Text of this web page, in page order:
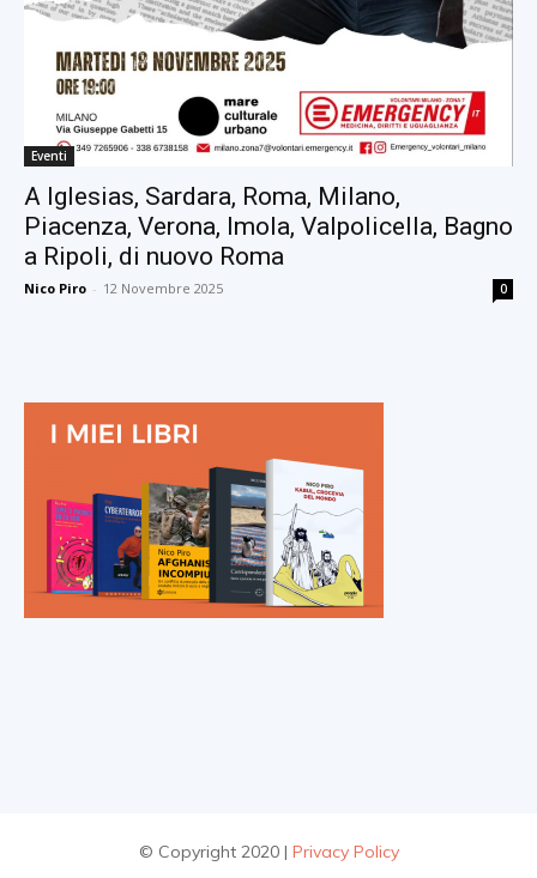
Eventi
A Iglesias, Sardara, Roma, Milano,
Piacenza, Verona, Imola, Valpolicella, Bagno
a Ripoli, di nuovo Roma
Nico Piro - 12 Novembre 2025 0
© Copyright 2020 | Privacy Policy